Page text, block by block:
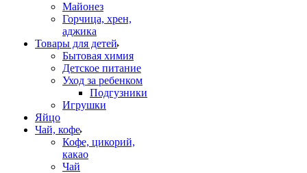
Майонез
Горчица, хрен,
аджика
Товары для детей
Бытовая химия
Детское питание
Уход за ребенком
Подгузники
Игрушки
Яйцо
Чай, кофе
Кофе, цикорий,
какао
Чай